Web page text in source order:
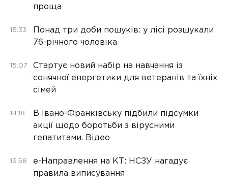
проща
15:33
Понад три доби пошуків: у лісі розшукали
76-річного чоловіка
15:07
Стартує новий набір на навчання із
сонячної енергетики для ветеранів та їхніх
сімей
14:18
В Івано-Франківську підбили підсумки
акції щодо боротьби з вірусними
гепатитами. Відео
13:58
е-Направлення на КТ: НСЗУ нагадує
правила виписування